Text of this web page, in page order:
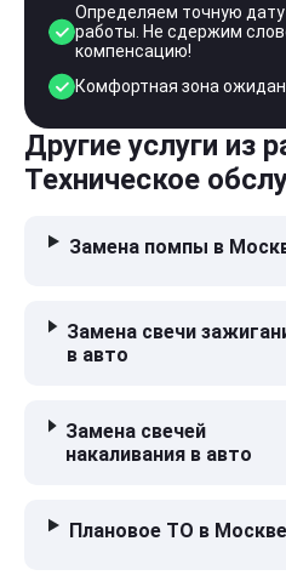
Определяем точную дату
работы. Не сдержим
компенсацию!
Комфортная зона
Другие услуги из
Техническое
Замена помпы в
Замена свечи
в авто
Замена свечей
накаливания в авто
Плановое ТО в Москве